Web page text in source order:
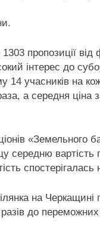
пропозиції
інтерес до
14 учасників на
а середня ціна
«Земельного
середню вартість
на
до